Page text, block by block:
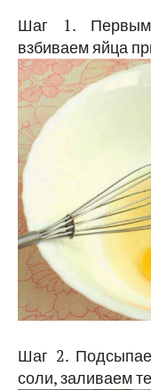
Шаг 1.
взбиваем яйца
Шаг 2.
соли, заливаем